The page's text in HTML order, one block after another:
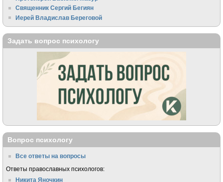
Священник Сергий Бегиян
Иерей Владислав Береговой
Задать вопрос психологу
Вопрос психологу
Все ответы на вопросы
Ответы православных психологов:
Никита Яночкин